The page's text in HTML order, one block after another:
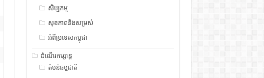
សិប្បកម្ម
សុខភាពនិងសម្រស់
អំពីប្រទេសកម្ពុជា
ដំណើរកម្សាន្ត
តំបន់ធម្មជាតិ